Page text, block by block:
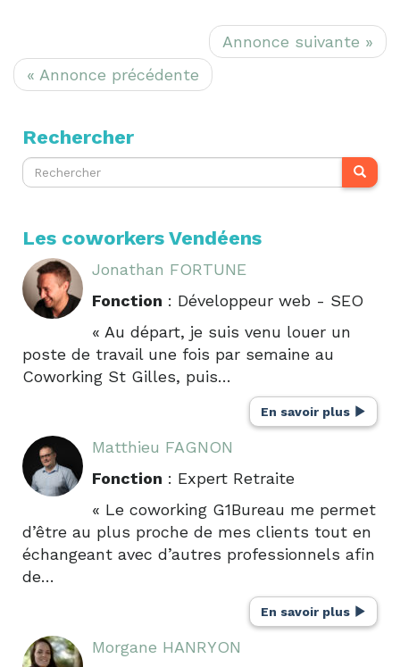
Annonce suivante »
« Annonce précédente
Rechercher
Les coworkers Vendéens
Jonathan FORTUNE
Fonction : Développeur web - SEO
« Au départ, je suis venu louer un
poste de travail une fois par semaine au
Coworking St Gilles, puis…
En savoir plus
Matthieu FAGNON
Fonction : Expert Retraite
« Le coworking G1Bureau me permet
d’être au plus proche de mes clients tout en
échangeant avec d’autres professionnels afin
de…
En savoir plus
Morgane HANRYON